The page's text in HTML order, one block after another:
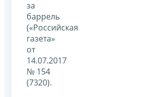
за
баррель
(«Российская
газета»
от
14.07.2017
№ 154
(7320).